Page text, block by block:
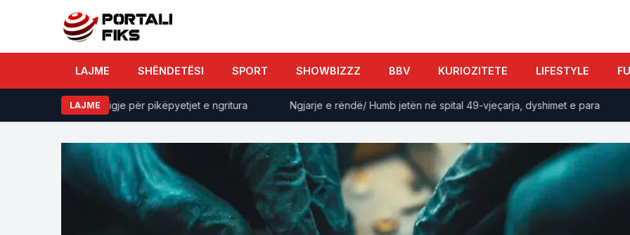
LAJME SHËNDETËSI SPORT SHOWBIZZZ BBV KURIOZITETE LIFESTYLE
LAJME
shumë përgjigje për pikëpyetjet e ngritura Ngjarje e rëndë/ Humb jetën në spital 49-vjeçarja, dyshimet e para